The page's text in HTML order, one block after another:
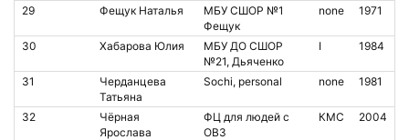
29 Фещук Наталья
МБУ СШОР №1
Фещук
none 1971
30 Хабарова Юлия
МБУ ДО СШОР
№21, Дьяченко
I 1984
31
Черданцева
Татьяна
Sochi, personal none 1981
32
Чёрная
Ярослава
ФЦ для людей с
ОВЗ
КМС 2004